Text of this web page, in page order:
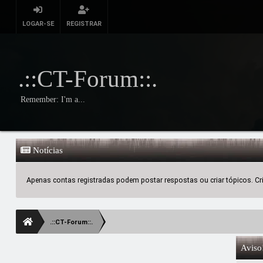
LOGAR-SE REGISTRAR
.::CT-Forum::.
Remember: I'm a...
Notícias
Apenas contas registradas podem postar respostas ou criar tópicos.
.::CT-Forum::.